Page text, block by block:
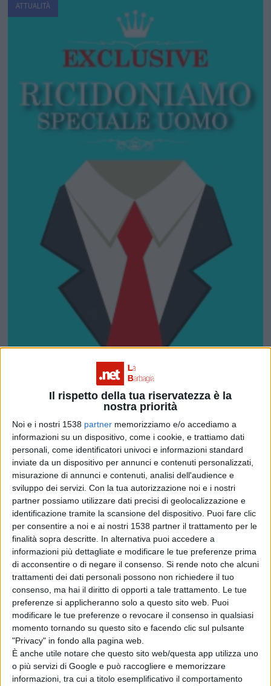
Il rispetto della tua riservatezza è la
nostra priorità
Noi e i nostri 1538 partner memorizziamo e/o accediamo a
informazioni su un dispositivo, come i cookie, e trattiamo dati
personali, come identificatori univoci e informazioni standard
inviate da un dispositivo per annunci e contenuti personalizzati,
misurazione di annunci e contenuti, analisi dell'audience e
sviluppo dei servizi. Con la tua autorizzazione noi e i nostri
partner possiamo utilizzare dati precisi di geolocalizzazione e
identificazione tramite la scansione del dispositivo. Puoi fare clic
per consentire a noi e ai nostri 1538 partner il trattamento per le
finalità sopra descritte. In alternativa puoi accedere a
informazioni più dettagliate e modificare le tue preferenze prima
di acconsentire o di negare il consenso. Si rende noto che alcuni
trattamenti dei dati personali possono non richiedere il tuo
consenso, ma hai il diritto di opporti a tale trattamento. Le tue
preferenze si applicheranno solo a questo sito web. Puoi
modificare le tue preferenze o revocare il consenso in qualsiasi
momento tornando su questo sito e facendo clic sul pulsante
"Privacy" in fondo alla pagina web.
È anche utile notare che questo sito web/questa app utilizza uno
o più servizi di Google e può raccogliere e memorizzare
informazioni, tra cui a titolo esemplificativo il comportamento
ATTUALITÀ